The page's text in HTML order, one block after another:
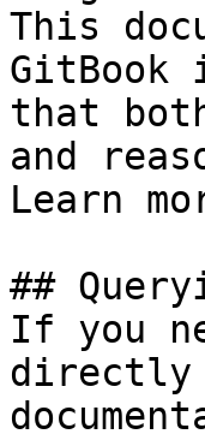
This
GitBook
that
and
Learn
##
If you
directly